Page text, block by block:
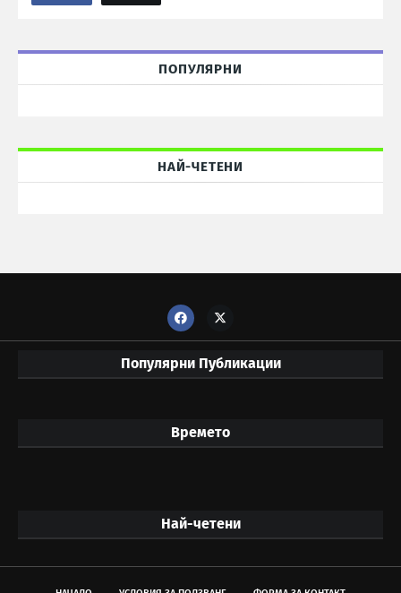
ПОПУЛЯРНИ
НАЙ-ЧЕТЕНИ
Популярни Публикации
Времето
Най-четени